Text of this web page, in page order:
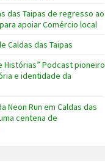
das Taipas de regresso ao
apoiar Comércio local
Caldas das Taipas
Histórias” Podcast pioneiro
e identidade da
Neon Run em Caldas das
centena de